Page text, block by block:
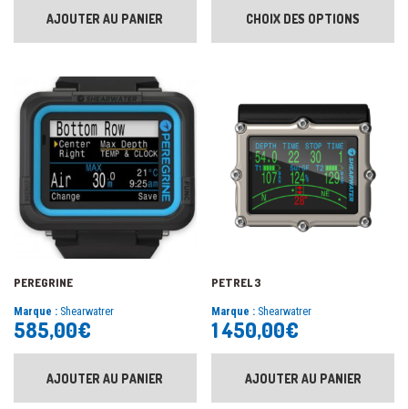
AJOUTER AU PANIER CHOIX DES OPTIONS
PEREGRINE
Marque : Shearwatrer
585,00€
AJOUTER AU PANIER
PETREL 3
Marque : Shearwatrer
1 450,00€
AJOUTER AU PANIER